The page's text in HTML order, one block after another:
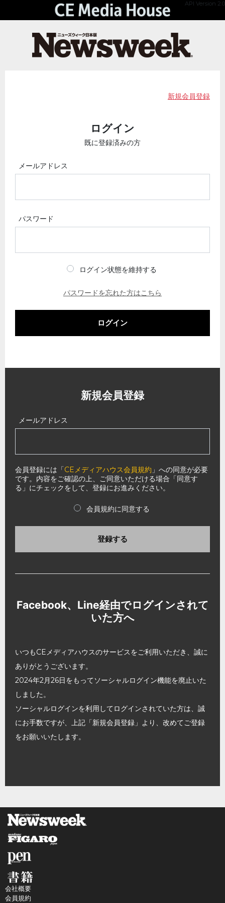
API Version 2.0
新規会員登録
ログイン
既に登録済みの方
メールアドレス
パスワード
ログイン状態を維持する
パスワードを忘れた方はこちら
ログイン
新規会員登録
メールアドレス
会員登録には「CEメディアハウス会員規約 」への同意が必要
です。内容をご確認の上、ご同意いただける場合「同意す
る」にチェックをして、登録にお進みください。
会員規約に同意する
登録する
Facebook、Line経由でログインされて
いた方へ
いつもCEメディアハウスのサービスをご利用いただき、誠に
ありがとうございます。
2024年2月26日をもってソーシャルログイン機能を廃止いた
しました。
ソーシャルログインを利用してログインされていた方は、誠
にお手数ですが、上記「新規会員登録」より、改めてご登録
をお願いいたします。
会社概要
会員規約